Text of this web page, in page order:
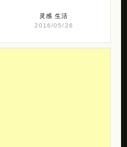
灵感 生活
2016/05/26